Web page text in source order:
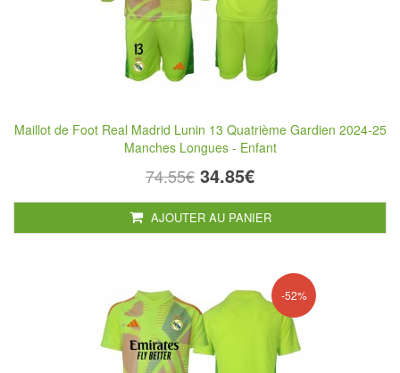
Maillot de Foot Real Madrid Lunin 13 Quatrième Gardien 2024-25
Manches Longues - Enfant
74.55€ 34.85€
AJOUTER AU PANIER
-52%